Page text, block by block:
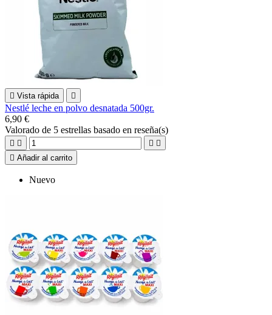
 Vista rápida 
Nestlé leche en polvo desnatada 500gr.
6,90 €
Valorado de 5 estrellas basado en reseña(s)
   
 Añadir al carrito
Nuevo